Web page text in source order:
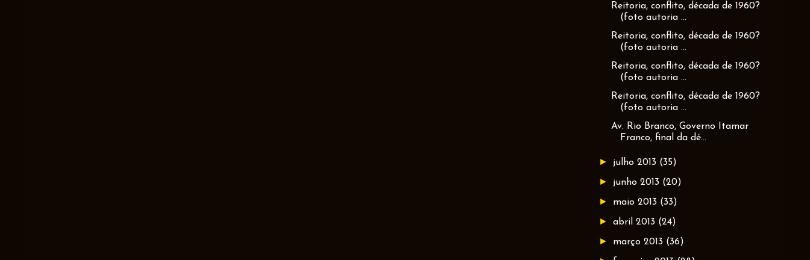
Reitoria, conflito, década de 1960?
(foto autoria ...
Reitoria, conflito, década de 1960?
(foto autoria ...
Reitoria, conflito, década de 1960?
(foto autoria ...
Reitoria, conflito, década de 1960?
(foto autoria ...
Av. Rio Branco, Governo Itamar
Franco, final da dé...
► julho 2013 (35)
► junho 2013 (20)
► maio 2013 (33)
►abril 2013 (24)
► março 2013 (36)